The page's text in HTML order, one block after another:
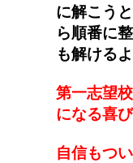
に解こう
ら順番に
も解ける
第一志望
になる喜
自信もつ